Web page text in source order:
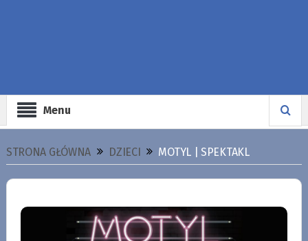
Menu
STRONA GŁÓWNA DZIECI MOTYL | SPEKTAKL